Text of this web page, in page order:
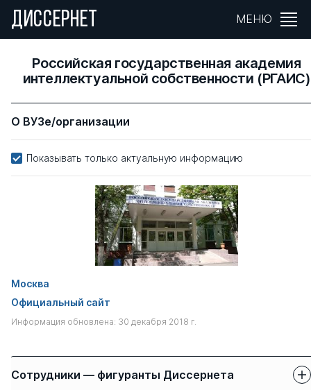
ДИССЕРНЕТ МЕНЮ
Российская государственная академия
интеллектуальной собственности (РГАИС)
О ВУЗе/организации
Показывать только актуальную информацию
Москва
Официальный сайт
Информация обновлена: 30 декабря 2018 г.
Сотрудники — фигуранты Диссернета